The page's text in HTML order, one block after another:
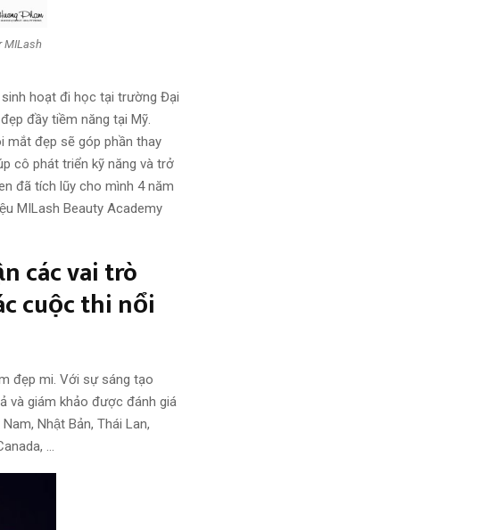
MILash
hoạt đi học tại trường Đại
đầy tiềm năng tại Mỹ.
mắt đẹp sẽ góp phần thay
cô phát triển kỹ năng và trở
đã tích lũy cho mình 4 năm
MILash Beauty Academy
các vai trò
cuộc thi nổi
đẹp mi. Với sự sáng tạo
và giám khảo được đánh giá
Nhật Bản, Thái Lan,
…